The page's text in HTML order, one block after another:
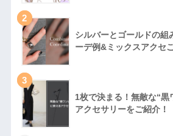
2
シルバーとゴールドの組
ーデ例&ミックスアクセ
3
1枚で決まる！無敵な“黒
アクセサリーをご紹介！